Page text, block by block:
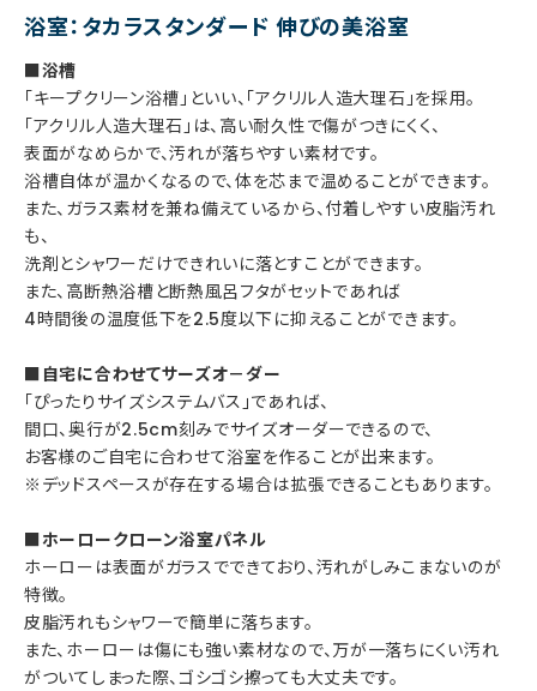
浴室：タカラスタンダード 伸びの美浴室
■浴槽
「キープクリーン浴槽」といい、「アクリル人造大理石」を採用。
「アクリル人造大理石」は、高い耐久性で傷がつきにくく、
表面がなめらかで、汚れが落ちやすい素材です。
浴槽自体が温かくなるので、体を芯まで温めることができます。
また、ガラス素材を兼ね備えているから、付着しやすい皮脂汚れ
も、
洗剤とシャワーだけできれいに落とすことができます。
また、高断熱浴槽と断熱風呂フタがセットであれば
4時間後の温度低下を2.5度以下に抑えることができます。
■自宅に合わせてサーズオ－ダー
「ぴったりサイズシステムバス」であれば、
間口、奥行が2.5cm刻みでサイズオーダーできるので、
お客様のご自宅に合わせて浴室を作ることが出来ます。
※デッドスペースが存在する場合は拡張できることもあります。
■ホーロークローン浴室パネル
ホーローは表面がガラスでできており、汚れがしみこまないのが
特徴。
皮脂汚れもシャワーで簡単に落ちます。
また、ホーローは傷にも強い素材なので、万が一落ちにくい汚れ
がついてしまった際、ゴシゴシ擦っても大丈夫です。